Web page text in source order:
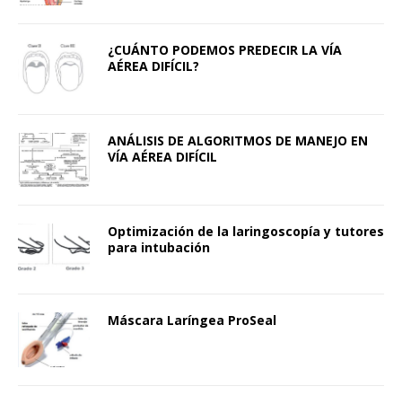
¿CUÁNTO PODEMOS PREDECIR LA VÍA
AÉREA DIFÍCIL?
ANÁLISIS DE ALGORITMOS DE MANEJO EN
VÍA AÉREA DIFÍCIL
Optimización de la laringoscopía y tutores
para intubación
Máscara Laríngea ProSeal